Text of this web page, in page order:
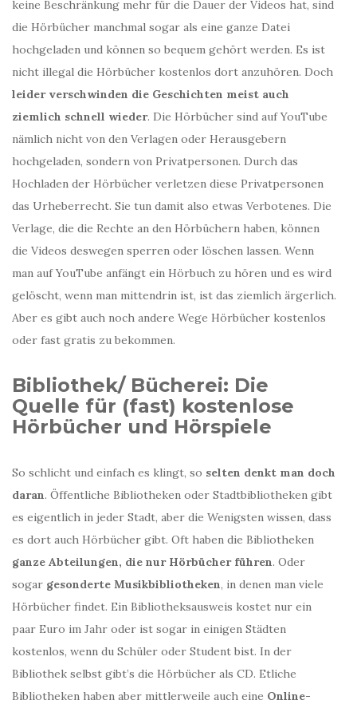
keine Beschränkung mehr für die Dauer der Videos hat, sind
die Hörbücher manchmal sogar als eine ganze Datei
hochgeladen und können so bequem gehört werden. Es ist
nicht illegal die Hörbücher kostenlos dort anzuhören. Doch
leider verschwinden die Geschichten meist auch
ziemlich schnell wieder. Die Hörbücher sind auf YouTube
nämlich nicht von den Verlagen oder Herausgebern
hochgeladen, sondern von Privatpersonen. Durch das
Hochladen der Hörbücher verletzen diese Privatpersonen
das Urheberrecht. Sie tun damit also etwas Verbotenes. Die
Verlage, die die Rechte an den Hörbüchern haben, können
die Videos deswegen sperren oder löschen lassen. Wenn
man auf YouTube anfängt ein Hörbuch zu hören und es wird
gelöscht, wenn man mittendrin ist, ist das ziemlich ärgerlich.
Aber es gibt auch noch andere Wege Hörbücher kostenlos
oder fast gratis zu bekommen.
Bibliothek/ Bücherei: Die
Quelle für (fast) kostenlose
Hörbücher und Hörspiele
So schlicht und einfach es klingt, so selten denkt man doch
daran. Öffentliche Bibliotheken oder Stadtbibliotheken gibt
es eigentlich in jeder Stadt, aber die Wenigsten wissen, dass
es dort auch Hörbücher gibt. Oft haben die Bibliotheken
ganze Abteilungen, die nur Hörbücher führen. Oder
sogar gesonderte Musikbibliotheken, in denen man viele
Hörbücher findet. Ein Bibliotheksausweis kostet nur ein
paar Euro im Jahr oder ist sogar in einigen Städten
kostenlos, wenn du Schüler oder Student bist. In der
Bibliothek selbst gibt’s die Hörbücher als CD. Etliche
Bibliotheken haben aber mittlerweile auch eine Online-